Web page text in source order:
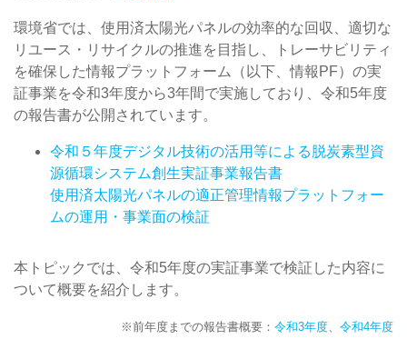
環境省では、使用済太陽光パネルの効率的な回収、適切な
リユース・リサイクルの推進を目指し、トレーサビリティ
を確保した情報プラットフォーム（以下、情報PF）の実
証事業を令和3年度から3年間で実施しており、令和5年度
の報告書が公開されています。
令和５年度デジタル技術の活用等による脱炭素型資
源循環システム創生実証事業報告書
使用済太陽光パネルの適正管理情報プラットフォー
ムの運用・事業面の検証
本トピックでは、令和5年度の実証事業で検証した内容に
ついて概要を紹介します。
※前年度までの報告書概要： 令和3年度 令和4年度